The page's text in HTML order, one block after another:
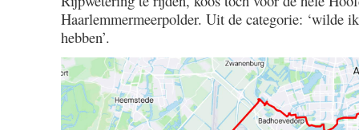
Haarlemmermeerpolder. Uit de categorie: ‘wilde
hebben’.